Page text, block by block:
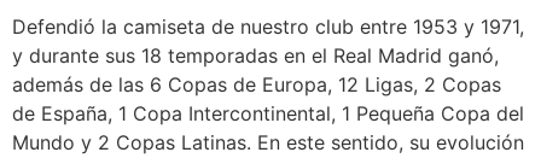
Defendió la camiseta de nuestro club entre 1953 y 1971,
y durante sus 18 temporadas en el Real Madrid ganó,
además de las 6 Copas de Europa, 12 Ligas, 2 Copas
de España, 1 Copa Intercontinental, 1 Pequeña Copa del
Mundo y 2 Copas Latinas. En este sentido, su evolución